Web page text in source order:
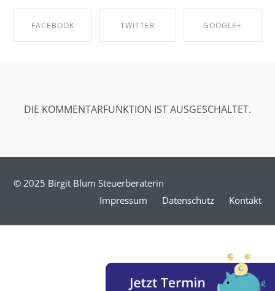
FACEBOOK TWITTER GOOGLE+
DIE KOMMENTARFUNKTION IST AUSGESCHALTET.
© 2025 Birgit Blum Steuerberaterin
Impressum
Datenschutz Kontakt